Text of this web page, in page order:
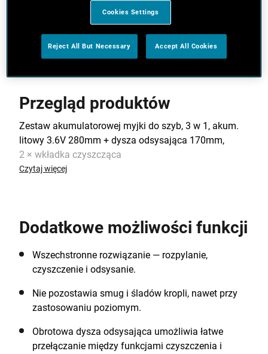
Lekka, poręczna i bezprzewodowa konstrukcja.
Przegląd produktów
Zestaw akumulatorowej myjki do szyb, 3 w 1, akum.
litowy 3.6V 280mm + dysza odsysająca 170mm,
2 × wkładka czyszcząca
Czytaj więcej
Dodatkowe możliwości funkcji
Wszechstronne rozwiązanie — rozpylanie,
czyszczenie i odsysanie.
Nie pozostawia smug i śladów kropli, nawet przy
zastosowaniu poziomym.
Obrotowa dysza odsysająca umożliwia łatwe
przełączanie między funkcjami czyszczenia i
Cookies Settings
Reject All But Necessary Accept All Cookies